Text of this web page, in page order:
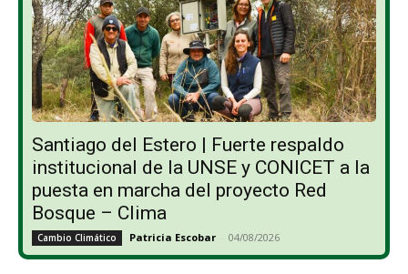
Santiago del Estero | Fuerte respaldo
institucional de la UNSE y CONICET a la
puesta en marcha del proyecto Red
Bosque – Clima
Cambio Climático Patricia Escobar - 04/08/2026